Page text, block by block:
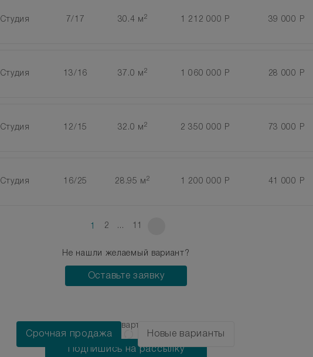
Студия 7/17 30.4 м 2 1 212 000 Р 39 000 Р
Студия 13/16 37.0 м 2 1 060 000 Р 28 000 Р
Студия 12/15 32.0 м 2 2 350 000 Р 73 000 Р
Студия 16/25 28.95 м2 1 200 000 Р 41 000 Р
1 2 ... 11
Не нашли желаемый вариант?
Оставьте заявку
Срочная продажа Новые варианты
Узнай о новых квартирах первым!
Подпишись на рассылку